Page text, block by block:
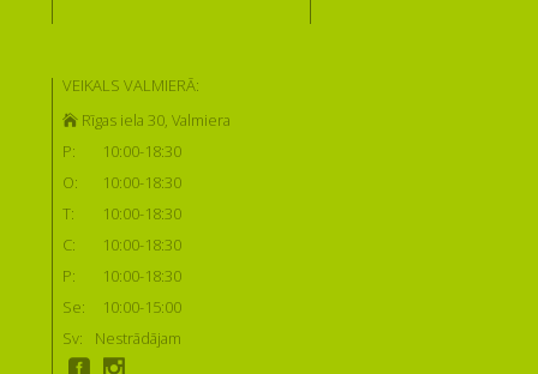
VEIKALS VALMIERĀ:
Rīgas iela 30, Valmiera
P:
10:00-18:30
O:
10:00-18:30
T:
10:00-18:30
C:
10:00-18:30
P:
10:00-18:30
Se:
10:00-15:00
Sv:
Nestrādājam